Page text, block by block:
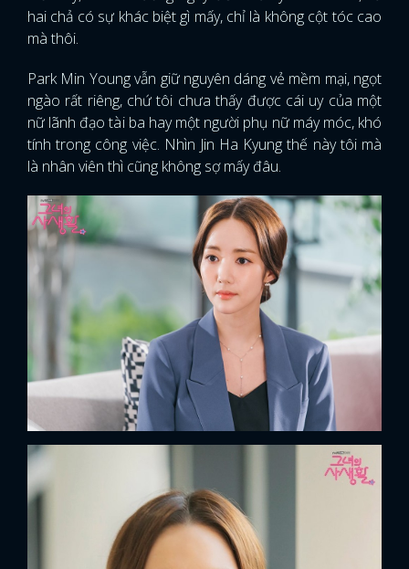
hai chả có sự khác biệt gì mấy, chỉ là không cột tóc cao
mà thôi.
Park Min Young vẫn giữ nguyên dáng vẻ mềm mại, ngọt
ngào rất riêng, chứ tôi chưa thấy được cái uy của một
nữ lãnh đạo tài ba hay một người phụ nữ máy móc, khó
tính trong công việc. Nhìn Jin Ha Kyung thế này tôi mà
là nhân viên thì cũng không sợ mấy đâu.